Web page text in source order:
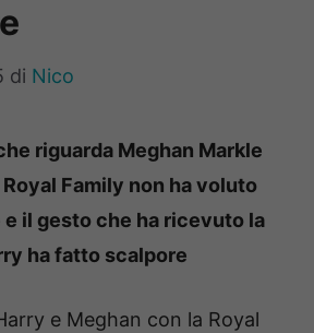
di Nico
riguarda Meghan Markle
Family non ha voluto
il gesto che ha ricevuto la
ha fatto scalpore
e Meghan con la Royal